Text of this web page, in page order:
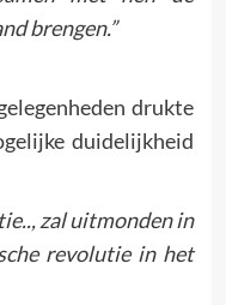
brengen.”
drukte
duidelijkheid
zal uitmonden in
revolutie in het